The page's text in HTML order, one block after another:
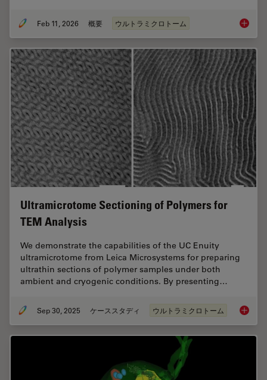
Feb 11, 2026 概要 ウルトラミクロトーム
Ultramicrotome Sectioning of Polymers for
TEM Analysis
We demonstrate the capabilities of the UC Enuity
ultramicrotome from Leica Microsystems for preparing
ultrathin sections of polymer samples under both
ambient and cryogenic conditions. By presenting…
Sep 30, 2025 ケーススタディ ウルトラミクロトーム